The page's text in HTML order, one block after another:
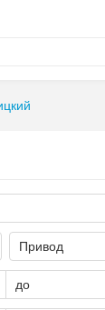
Привод
до